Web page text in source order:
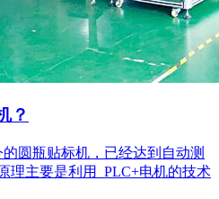
？
圆瓶贴标机，已经达到自动测
理主要是利用 PLC+电机的技术